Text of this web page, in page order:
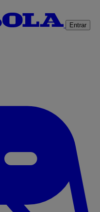
Entrar